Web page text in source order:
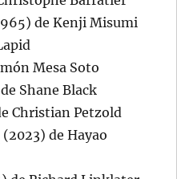
de Kenji Misumi
Mesa Soto
Shane Black
Christian Petzold
(2023) de Hayao